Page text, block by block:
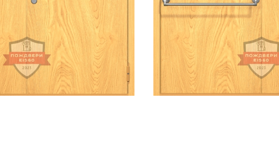
Двери ei-60 для медицинских учреждений
Двери ei-60 для производственных помещений
Противопожарные двери со стыковочным узлом